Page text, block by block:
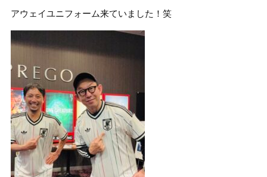
アウェイユニフォーム来ていました！笑